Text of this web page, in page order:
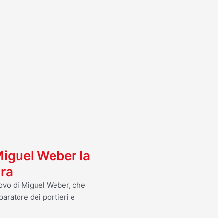
Weber la
di Miguel Weber, che
dei portieri e